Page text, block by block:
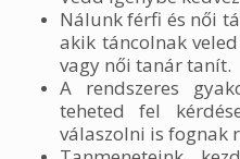
Nálunk férfi és női
akik táncolnak
vagy női tanár tanít.
A rendszeres
teheted fel
válaszolni is fognak